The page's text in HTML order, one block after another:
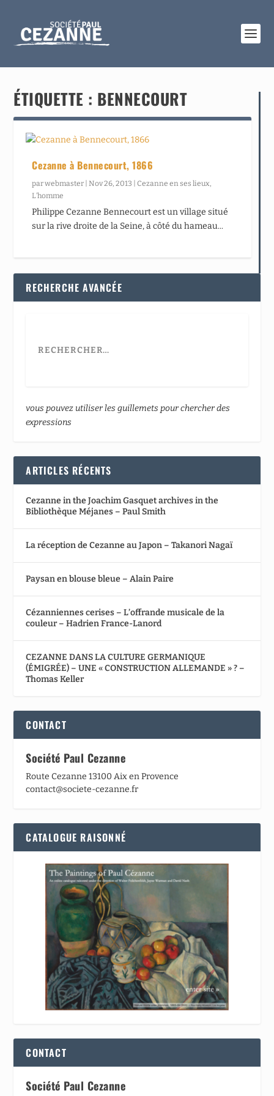
ÉTIQUETTE : BENNECOURT
Cezanne à Bennecourt, 1866
parwebmaster |Nov 26, 2013 |Cezanne en ses lieux,
L’homme
Philippe Cezanne Bennecourt est un village situé
sur la rive droite de la Seine, à côté du hameau...
RECHERCHE AVANCÉE
vous pouvez utiliser les guillemets pour chercher des
expressions
ARTICLES RÉCENTS
Cezanne in the Joachim Gasquet archives in the
Bibliothèque Méjanes – Paul Smith
La réception de Cezanne au Japon – Takanori Nagaï
Paysan en blouse bleue – Alain Paire
Cézanniennes cerises – L’offrande musicale de la
couleur – Hadrien France-Lanord
CEZANNE DANS LA CULTURE GERMANIQUE
(ÉMIGRÉE) – UNE « CONSTRUCTION ALLEMANDE » ? –
Thomas Keller
CONTACT
Société Paul Cezanne
Route Cezanne 13100 Aix en Provence
contact@societe-cezanne.fr
CATALOGUE RAISONNÉ
CONTACT
Société Paul Cezanne